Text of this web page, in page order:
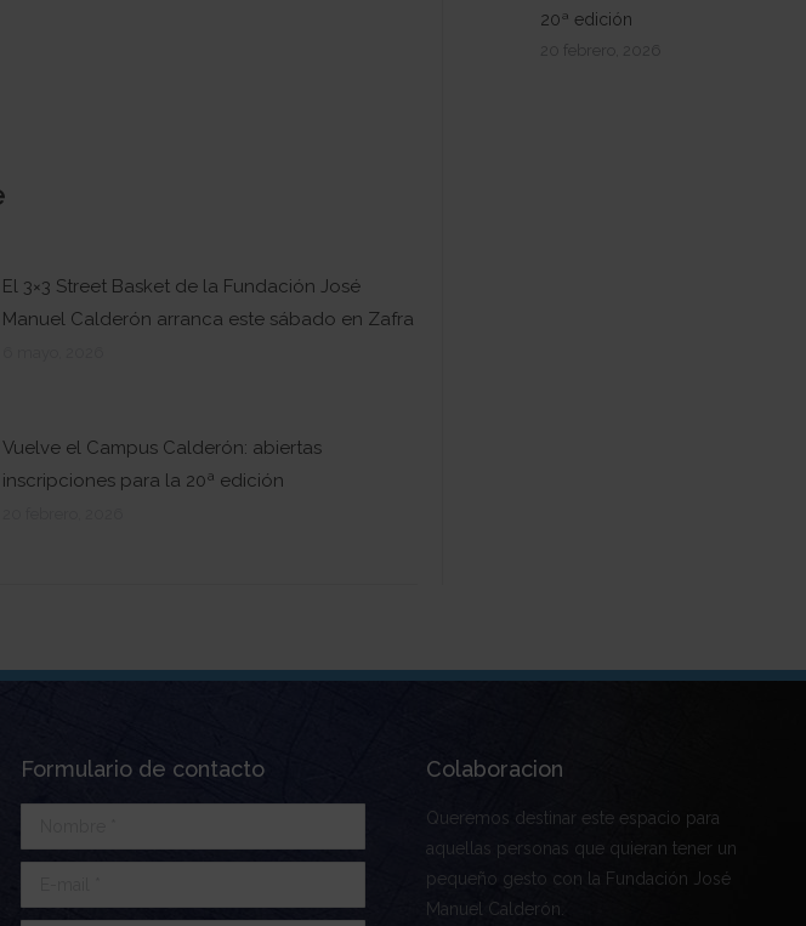
El 3×3 Street Basket de la Fundación José
Manuel Calderón arranca este sábado en Zafra
Vuelve el Campus Calderón: abiertas
inscripciones para la 20ª edición
20ª edición
Formulario de contacto Colaboracion
Queremos destinar este espacio para
aquellas personas que quieran tener un
pequeño gesto con la Fundación José
Manuel Calderón.